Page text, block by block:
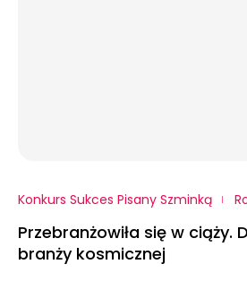
Konkurs Sukces Pisany Szminką
Przebranżowiła się w ciąży.
branży kosmicznej